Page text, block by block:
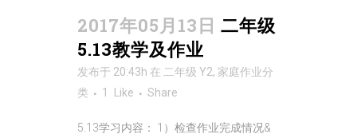
2017年05月13日 二年级
5.13教学及作业
发布于 20:43h 在 二年级 Y2, 家庭作业分
类
1 Like Share
5.13学习内容： 1）检查作业完成情况&